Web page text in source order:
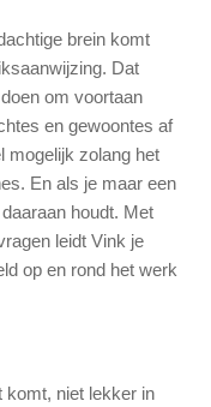
brein komt
Dat
om voortaan
en gewoontes af
mogelijk zolang het
En als je maar een
houdt. Met
leidt Vink je
op en rond het werk
komt, niet lekker in